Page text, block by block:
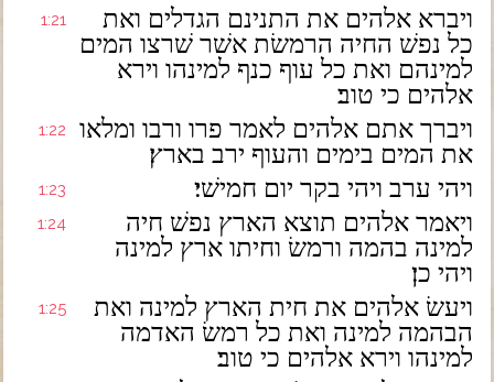
1:21
ויברא אלהים את התנינם הגדלים ואת
כל נפשׁ החיה הרמשׂת אשׁר שׁרצו המים
למינהם ואת כל עוף כנף למינהו וירא
אלהים כי טוב׃
1:22
ויברך אתם אלהים לאמר פרו ורבו ומלאו
את המים בימים והעוף ירב בארץ׃
1:23 ויהי ערב ויהי בקר יום חמישׁי׃
1:24
ויאמר אלהים תוצא הארץ נפשׁ חיה
למינה בהמה ורמשׂ וחיתו ארץ למינה
ויהי כן׃
1:25
ויעשׂ אלהים את חית הארץ למינה ואת
הבהמה למינה ואת כל רמשׂ האדמה
למינהו וירא אלהים כי טוב׃